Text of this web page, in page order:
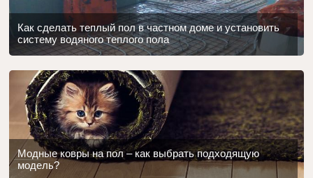
Как сделать теплый пол в частном доме и установить
систему водяного теплого пола
Модные ковры на пол – как выбрать подходящую
модель?